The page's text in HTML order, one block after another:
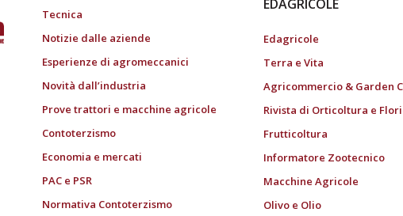
Tecnica
Notizie dalle aziende
Esperienze di agromeccanici
Novità dall’industria
Prove trattori e macchine agricole
Contoterzismo
Economia e mercati
PAC e PSR
Normativa Contoterzismo
EDAGRICOLE
Edagricole
Terra e Vita
Agricommercio & Garden
Rivista di Orticoltura e
Frutticoltura
Informatore Zootecnico
Macchine Agricole
Olivo e Olio